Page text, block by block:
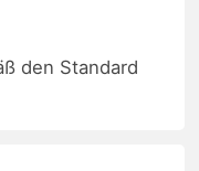
den Standard